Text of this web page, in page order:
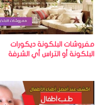
مفروشات البلكونة ديكورات
البلكونة أو التراس أي الشرفة